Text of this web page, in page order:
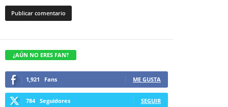
¿AÚN NO ERES FAN?
1,921 Fans ME GUSTA
784 Seguidores SEGUIR